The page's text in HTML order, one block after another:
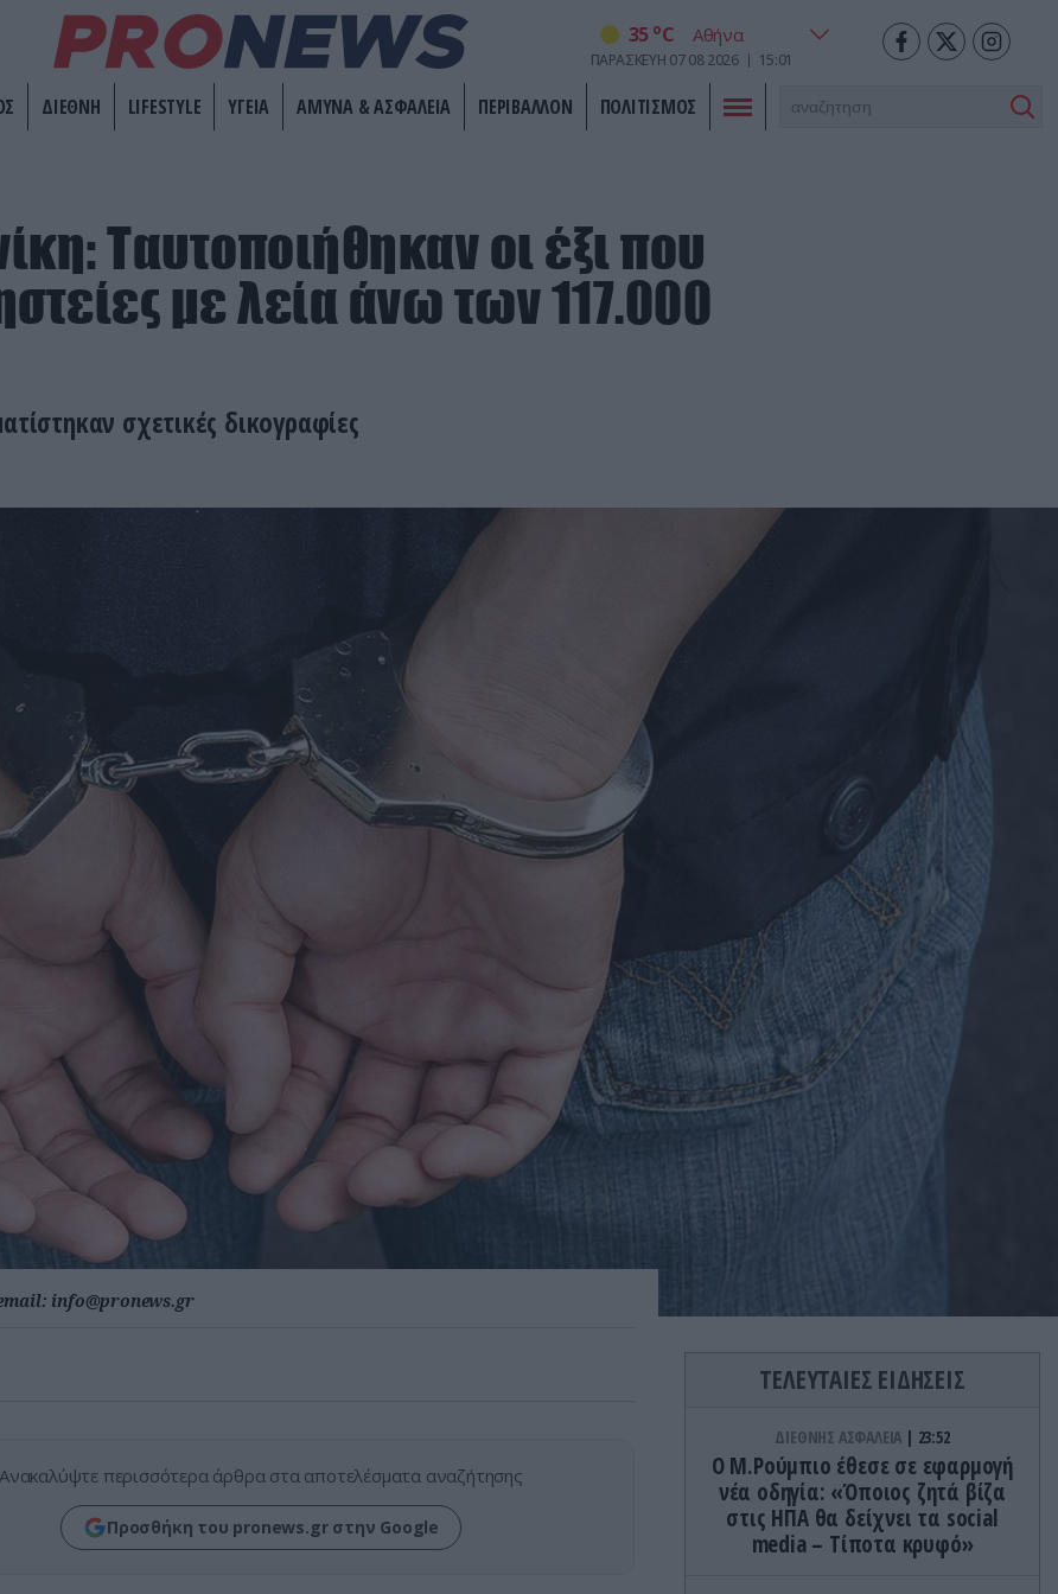
35 oC
ΠΑΡΑΣΚΕΥΗ 07 08 2026 15:01
ΔΙΕΘΝΗ LIFESTYLE ΥΓΕΙΑ ΑΜΥΝΑ & ΑΣΦΑΛΕΙΑ ΠΕΡΙΒΑΛΛΟΝ ΠΟΛΙΤΙΣΜΟΣ
Ταυτοποιήθηκαν οι έξι που
με λεία άνω των 117.000
σχετικές δικογραφίες
info@pronews.gr
Ανακαλύψτε περισσότερα άρθρα στα αποτελέσματα αναζήτησης
Προσθήκη του pronews.gr στην Google
ΤΕΛΕΥΤΑΙΕΣ ΕΙΔΗΣΕΙΣ
ΔΙΕΘΝΗΣ ΑΣΦΑΛΕΙΑ 23:52
Ο Μ.Ρούμπιο έθεσε σε εφαρμογή
νέα οδηγία: «Όποιος ζητά βίζα
στις ΗΠΑ θα δείχνει τα social
media – Τίποτα κρυφό»